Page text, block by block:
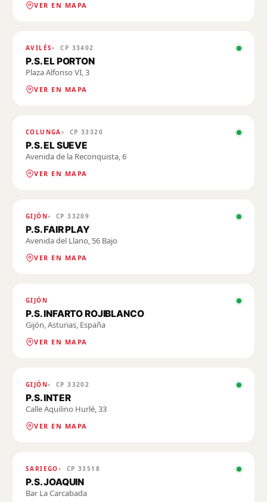
VER EN MAPA
AVILÉS CP 33402
P.S. EL PORTON
Plaza Alfonso VI, 3
VER EN MAPA
COLUNGA CP33320
P.S. EL SUEVE
Avenida de la Reconquista, 6
VER EN MAPA
GIJÓN CP33209
P.S. FAIR PLAY
Avenida del Llano, 56 Bajo
VER EN MAPA
GIJÓN
P.S. INFARTO ROJIBLANCO
Gijón, Asturias, España
VER EN MAPA
GIJÓN CP33202
P.S. INTER
Calle Aquilino Hurlé, 33
VER EN MAPA
SARIEGO CP33518
P.S. JOAQUIN
Bar La Carcabada